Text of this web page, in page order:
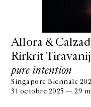
Allora &
Rirkrit
pure intention
Singapore Biennale
31 octobre 2025 — 29